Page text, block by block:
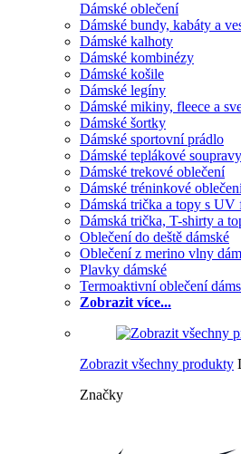
Dámské oblečení
Dámské bundy, kabáty a
Dámské kalhoty
Dámské kombinézy
Dámské košile
Dámské legíny
Dámské mikiny, fleece a
Dámské šortky
Dámské sportovní prádlo
Dámské teplákové soupravy
Dámské trekové oblečení
Dámské tréninkové
Dámská trička a topy s UV
Dámská trička, T-shirty a
Oblečení do deště dámské
Oblečení z merino vlny
Plavky dámské
Termoaktivní oblečení
Zobrazit více...
Zobrazit všechny produkty
Značky